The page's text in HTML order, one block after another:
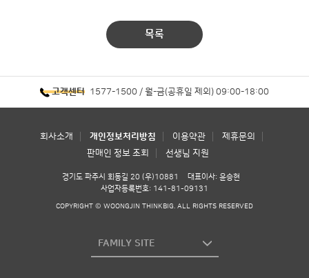
목록
고객센터 1577-1500 / 월-금(공휴일 제외) 09:00-18:00
회사소개 개인정보처리방침 이용약관
제휴문의
판매인 정보 조회
선생님 지원
경기도 파주시 회동길 20 (우)10881
대표이사: 윤승현
사업자등록번호: 141-81-09131
COPYRIGHT © WOONGJIN THINKBIG. ALL RIGHTS RESERVED
FAMILY SITE